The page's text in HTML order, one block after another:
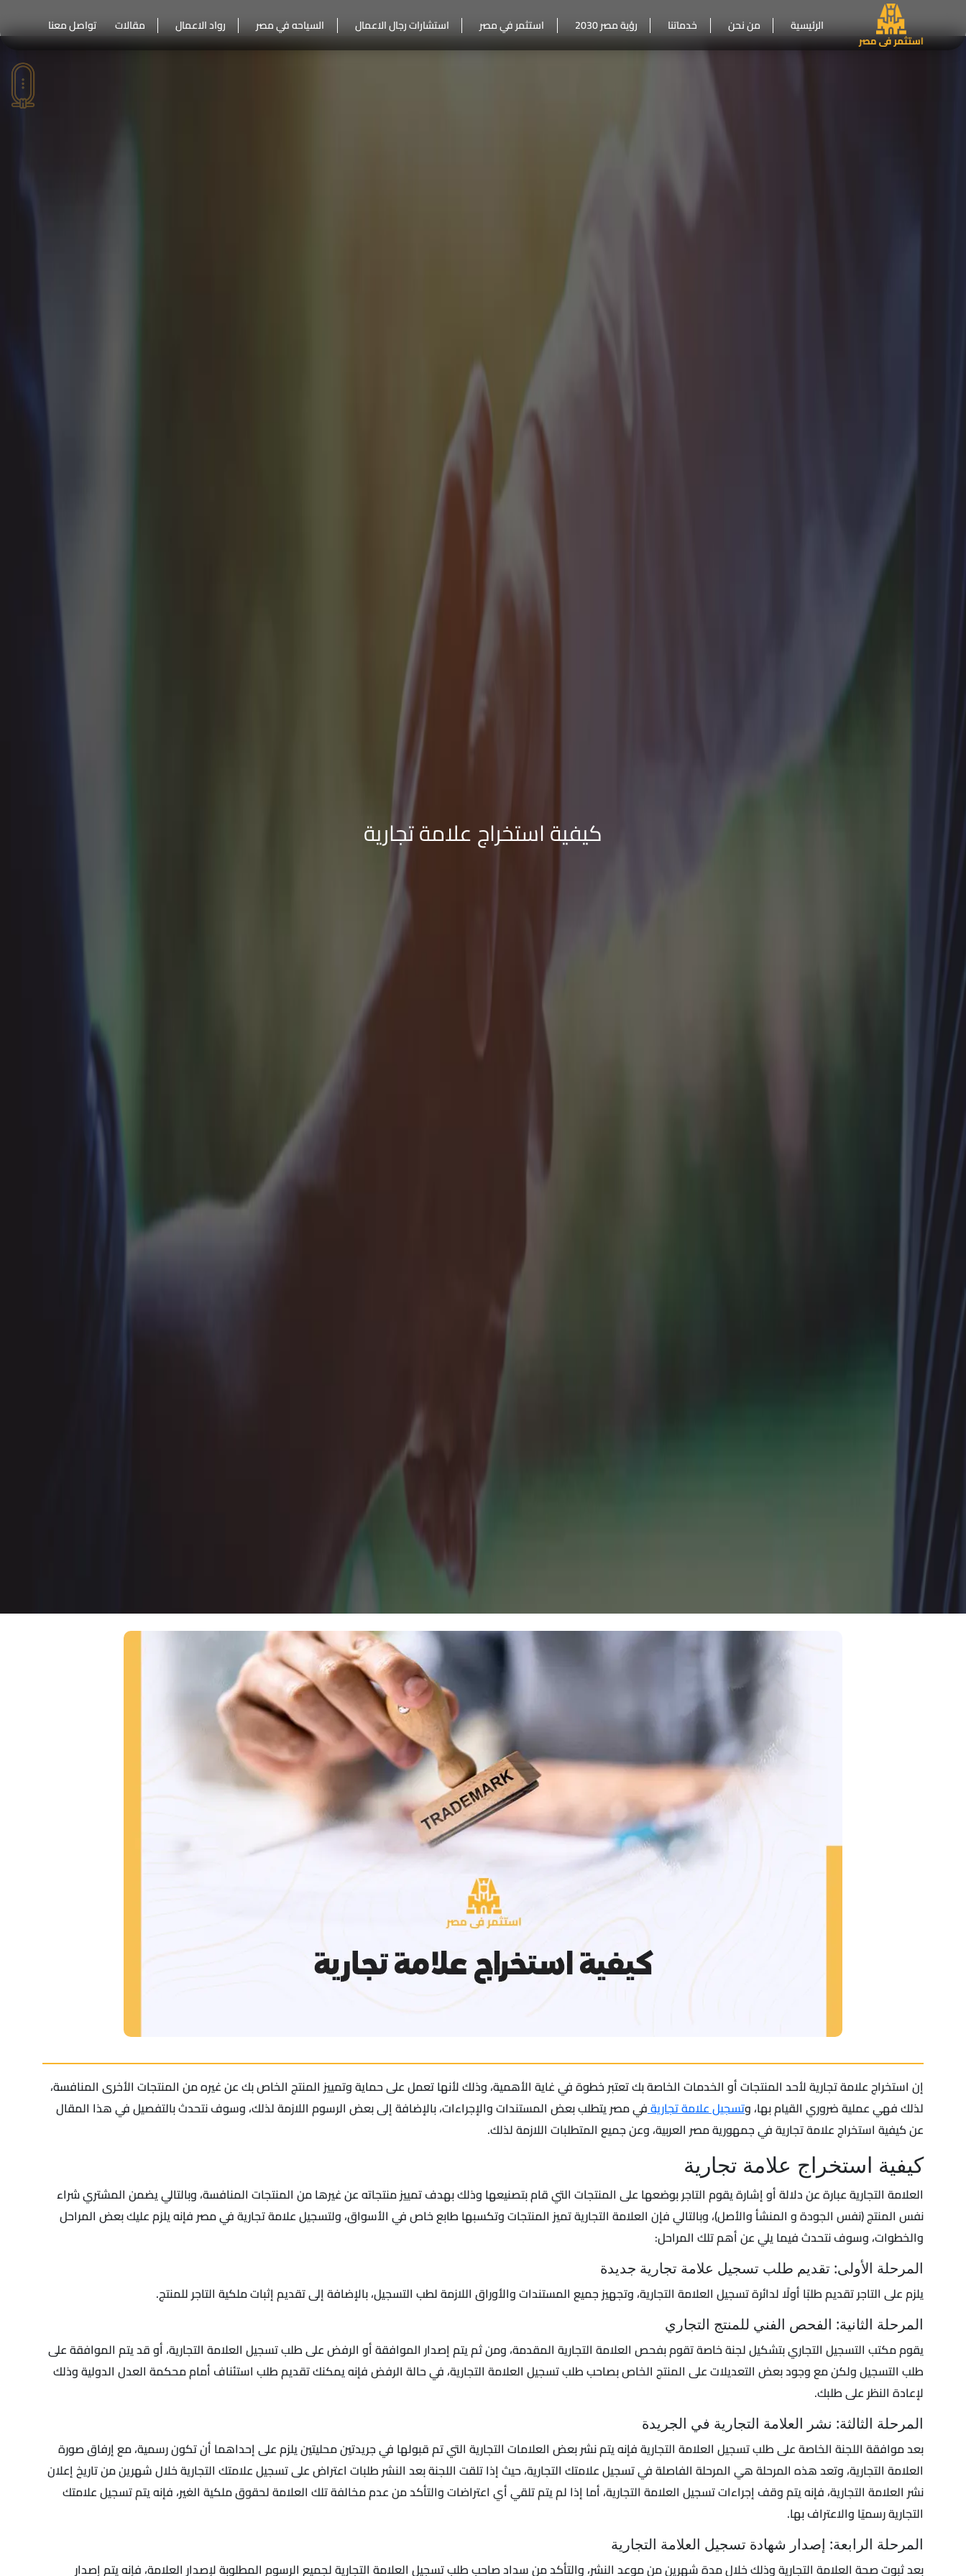
الرئيسية من نحن خدماتنا رؤية مصر 2030 استثمر في مصر استشارات رجال الاعمال السياحه في مصر رواد الاعمال مقالات تواصل معنا
كيفية استخراج علامة تجارية
إن استخراج علامة تجارية لأحد المنتجات أو الخدمات الخاصة بك تعتبر خطوة في غاية الأهمية، وذلك لأنها تعمل على حماية وتمييز المنتج الخاص بك عن غيره من المنتجات الأخرى المنافسة،
لذلك فهي عملية ضروري القيام بها، وتسجيل علامة تجاريةفي مصر يتطلب بعض المستندات والإجراءات، بالإضافة إلى بعض الرسوم اللازمة لذلك، وسوف نتحدث بالتفصيل في هذا المقال
عن كيفية استخراج علامة تجارية في جمهورية مصر العربية، وعن جميع المتطلبات اللازمة لذلك.
كيفية استخراج علامة تجارية
العلامة التجارية عبارة عن دلالة أو إشارة يقوم التاجر بوضعها على المنتجات التي قام بتصنيعها وذلك بهدف تمييز منتجاته عن غيرها من المنتجات المنافسة، وبالتالي يضمن المشتري شراء
نفس المنتج (نفس الجودة و المنشأ والأصل)، وبالتالي فإن العلامة التجارية تميز المنتجات وتكسبها طابع خاص في الأسواق، ولتسجيل علامة تجارية في مصر فإنه يلزم عليك بعض المراحل
والخطوات، وسوف نتحدث فيما يلي عن أهم تلك المراحل:
المرحلة الأولى: تقديم طلب تسجيل علامة تجارية جديدة
يلزم على التاجر تقديم طلبًا أولًا لدائرة تسجيل العلامة التجارية، وتجهيز جميع المستندات والأوراق اللازمة لطب التسجيل، بالإضافة إلى تقديم إثبات ملكية التاجر للمنتج.
المرحلة الثانية: الفحص الفني للمنتج التجاري
يقوم مكتب التسجيل التجاري بتشكيل لجنة خاصة تقوم بفحص العلامة التجارية المقدمة، ومن ثم يتم إصدار الموافقة أو الرفض على طلب تسجيل العلامة التجارية، أو قد يتم الموافقة على
طلب التسجيل ولكن مع وجود بعض التعديلات على المنتج الخاص بصاحب طلب تسجيل العلامة التجارية، في حالة الرفض فإنه يمكنك تقديم طلب استئناف أمام محكمة العدل الدولية وذلك
لإعادة النظر على طلبك.
المرحلة الثالثة: نشر العلامة التجارية في الجريدة
بعد موافقة اللجنة الخاصة على طلب تسجيل العلامة التجارية فإنه يتم نشر بعض العلامات التجارية التي تم قبولها في جريدتين محليتين يلزم على إحداهما أن تكون رسمية، مع إرفاق صورة
العلامة التجارية، وتعد هذه المرحلة هي المرحلة الفاصلة في تسجيل علامتك التجارية، حيث إذا تلقت اللجنة بعد النشر طلبات اعتراض على تسجيل علامتك التجارية خلال شهرين من تاريخ إعلان
نشر العلامة التجارية، فإنه يتم وقف إجراءات تسجيل العلامة التجارية، أما إذا لم يتم تلقي أي اعتراضات والتأكد من عدم مخالفة تلك العلامة لحقوق ملكية الغير، فإنه يتم تسجيل علامتك
التجارية رسميًا والاعتراف بها.
المرحلة الرابعة: إصدار شهادة تسجيل العلامة التجارية
بعد ثبوت صحة العلامة التجارية وذلك خلال مدة شهرين من موعد النشر، والتأكد من سداد صاحب طلب تسجيل العلامة التجارية لجميع الرسوم المطلوبة لإصدار العلامة، فإنه يتم إصدار